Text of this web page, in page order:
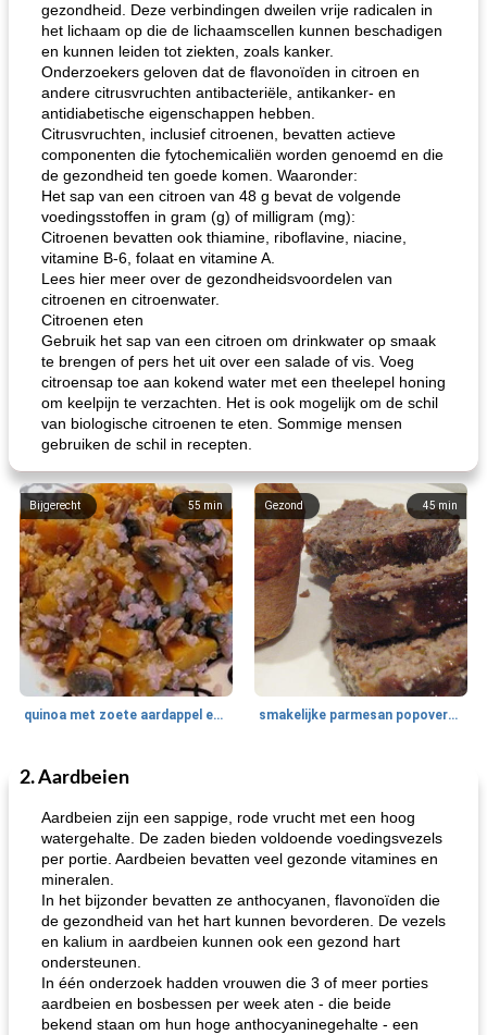
gezondheid. Deze verbindingen dweilen vrije radicalen in
het lichaam op die de lichaamscellen kunnen beschadigen
en kunnen leiden tot ziekten, zoals kanker.
Onderzoekers geloven dat de flavonoïden in citroen en
andere citrusvruchten antibacteriële, antikanker- en
antidiabetische eigenschappen hebben.
Citrusvruchten, inclusief citroenen, bevatten actieve
componenten die fytochemicaliën worden genoemd en die
de gezondheid ten goede komen. Waaronder:
Het sap van een citroen van 48 g bevat de volgende
voedingsstoffen in gram (g) of milligram (mg):
Citroenen bevatten ook thiamine, riboflavine, niacine,
vitamine B-6, folaat en vitamine A.
Lees hier meer over de gezondheidsvoordelen van
citroenen en citroenwater.
Citroenen eten
Gebruik het sap van een citroen om drinkwater op smaak
te brengen of pers het uit over een salade of vis. Voeg
citroensap toe aan kokend water met een theelepel honing
om keelpijn te verzachten. Het is ook mogelijk om de schil
van biologische citroenen te eten. Sommige mensen
gebruiken de schil in recepten.
55 min
Bijgerecht
quinoa met zoete aardappel en champignons
45min
Gezond
smakelijke parmesan popovers (gezonder!)
One Dish Meal
gemakkelijke rijst en hamburger een gerecht diner
2. Aardbeien
Aardbeien zijn een sappige, rode vrucht met een hoog
watergehalte. De zaden bieden voldoende voedingsvezels
per portie. Aardbeien bevatten veel gezonde vitamines en
mineralen.
In het bijzonder bevatten ze anthocyanen, flavonoïden die
de gezondheid van het hart kunnen bevorderen. De vezels
en kalium in aardbeien kunnen ook een gezond hart
ondersteunen.
In één onderzoek hadden vrouwen die 3 of meer porties
aardbeien en bosbessen per week aten - die beide
bekend staan ​​om hun hoge anthocyaninegehalte - een